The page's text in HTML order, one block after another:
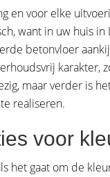
en voor elke
want in uw huis
betonvloer
karakter,
maar verder is
realiseren.
voor
het gaat om de